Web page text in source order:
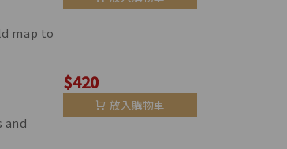
map to
and
$420
放入購物車